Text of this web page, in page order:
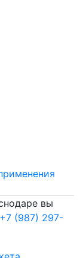
вы
+7 (987) 297-